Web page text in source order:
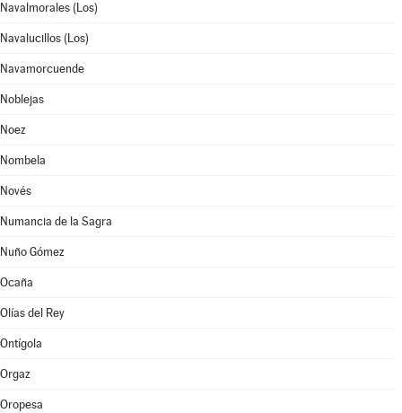
Navalmorales (Los)
Navalucillos (Los)
Navamorcuende
Noblejas
Noez
Nombela
Novés
Numancia de la Sagra
Nuño Gómez
Ocaña
Olías del Rey
Ontígola
Orgaz
Oropesa